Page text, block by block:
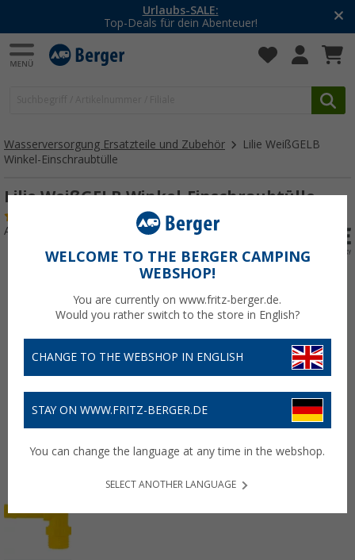
-20% auf Kleidung und Schuhe
Mit dem Aktionscode20SSV
Wasserversorgung Ersatzteile und Zubehör
Lilie WeißGELB
Winkel-Einschraubtülle
Lilie WeißGELB Winkel-Einschraubtülle
Art.-Nr.: 290660
WELCOME TO THE BERGER CAMPING
WEBSHOP!
You are currently on www.fritz-berger.de.
Would you rather switch to the store in English?
CHANGE TO THE WEBSHOP IN ENGLISH
STAY ON WWW.FRITZ-BERGER.DE
You can change the language at any time in the webshop.
SELECT ANOTHER LANGUAGE